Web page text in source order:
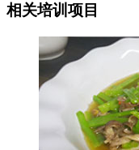
相关培训项目